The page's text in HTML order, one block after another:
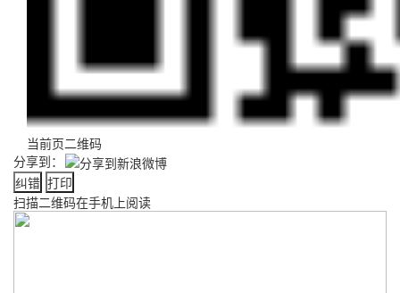
当前页二维码
分享到：
纠错 打印
扫描二维码在手机上阅读